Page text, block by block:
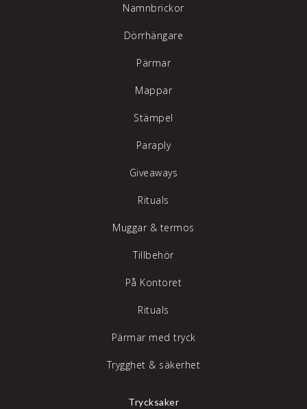
Namnbrickor
Dörrhängare
Pärmar
Mappar
Stämpel
Paraply
Giveaways
Rituals
Muggar & termos
Tillbehör
På Kontoret
Rituals
Pärmar med tryck
Trygghet & säkerhet
Trycksaker